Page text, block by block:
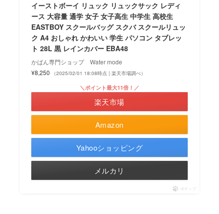
イーストボーイ リュック リュックサック レディ
ース 大容量 通学 女子 女子高生 中学生 高校生
EASTBOY スクールバッグ スクバ スクールリュッ
ク A4 おしゃれ かわいい 学生 パソコン タブレッ
ト 28L 黒 レインカバー EBA48
かばん専門ショップ Water mode
¥8,250
（2025/02/01 18:08時点 | 楽天市場調べ）
Amazon
＼ポイント最大11倍！／
楽天市場
Yahooショッピング
メルカリ
ポチップ